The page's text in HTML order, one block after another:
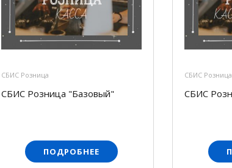
СБИС Розница
СБИС Розница "Базовый"
ПОДРОБНЕЕ
СБИС Розница
СБИС